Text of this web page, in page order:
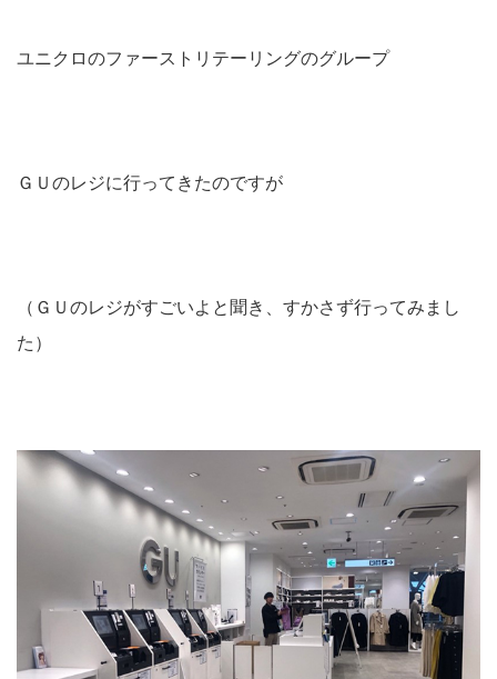
ユニクロのファーストリテーリングのグループ
ＧＵのレジに行ってきたのですが
（ＧＵのレジがすごいよと聞き、すかさず行ってみまし
た）